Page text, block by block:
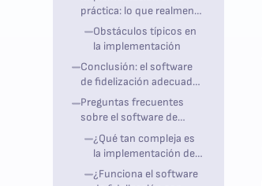
en la práctica
práctica: lo que realmente
importa
Obstáculos típicos en
la implementación
Conclusión: el software
de fidelización adecuado
en el comercio minorista
de alimentos combina
rentabilidad
Preguntas frecuentes
sobre el software de
fidelización en el
comercio minorista de
alimentos
¿Qué tan compleja es
la implementación de
un programa de
fidelización en el
¿Funciona el software